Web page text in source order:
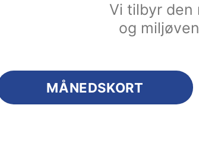
Vi tilbyr den
og
MÅNEDSKORT